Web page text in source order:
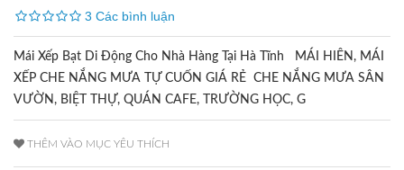
3 Các bình luận
Mái Xếp Bạt Di Động Cho Nhà Hàng Tại Hà Tĩnh MÁI HIÊN, MÁI
XẾP CHE NẮNG MƯA TỰ CUỐN GIÁ RẺ CHE NẮNG MƯA SÂN
VƯỜN, BIỆT THỰ, QUÁN CAFE, TRƯỜNG HỌC, G
THÊM VÀO MỤC YÊU THÍCH